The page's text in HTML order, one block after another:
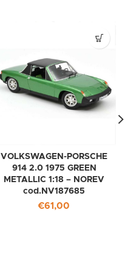
VOLKSWAGEN-PORSCHE
914 2.0 1975 GREEN
METALLIC 1:18 – NOREV
cod.NV187685
€61,00